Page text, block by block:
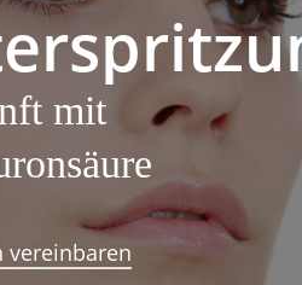
mit
vereinbaren